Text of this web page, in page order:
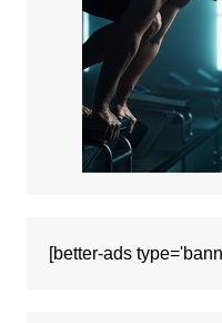
[better-ads